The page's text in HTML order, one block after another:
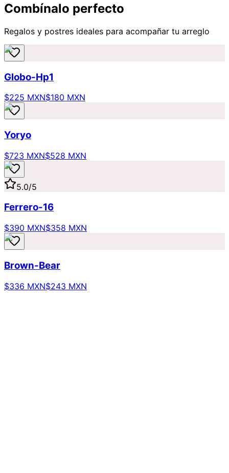
Combínalo perfecto
Regalos y postres ideales para acompañar tu arreglo
Globo-Hp1
$225 MXN$180 MXN
Yoryo
$723 MXN$528 MXN
5.0/5
Ferrero-16
$390 MXN$358 MXN
Brown-Bear
$336 MXN$243 MXN